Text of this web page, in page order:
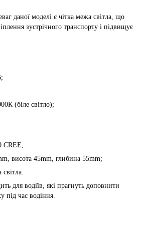
даної моделі є чітка межа світла, що
зустрічного транспорту і підвищує
(біле світло);
CREE;
висота 45mm, глибина 55mm;
для водіїв, які прагнуть доповнити
під час водіння.